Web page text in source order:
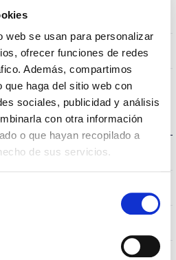
web se usan para personalizar
ofrecer funciones de redes
Además, compartimos
haga del sitio web con
sociales, publicidad y análisis
con otra información
o que hayan recopilado a
de sus servicios.
(Cos fi)
Non
Ø84x60mm